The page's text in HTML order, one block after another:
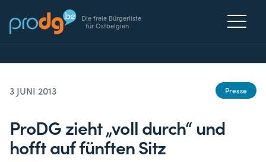
Die freie Bürgerliste
für Ostbelgien
3 JUNI 2013 Presse
ProDG zieht „voll durch“ und
hofft auf fünften Sitz